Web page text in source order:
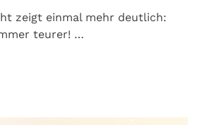
zeigt einmal mehr deutlich:
teurer! …